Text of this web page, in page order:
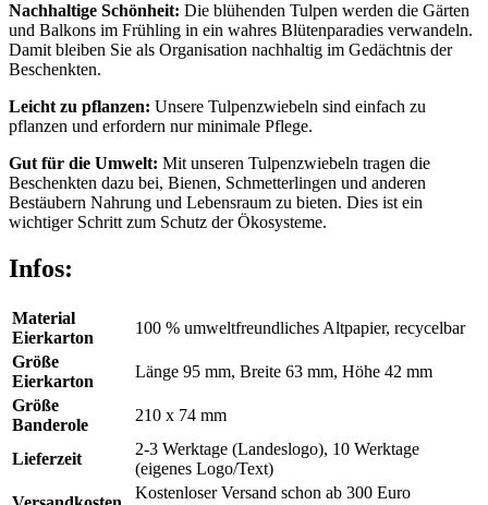
Nachhaltige Schönheit: Die blühenden Tulpen werden die Gärten
und Balkons im Frühling in ein wahres Blütenparadies verwandeln.
Damit bleiben Sie als Organisation nachhaltig im Gedächtnis der
Beschenkten.
Leicht zu pflanzen: Unsere Tulpenzwiebeln sind einfach zu
pflanzen und erfordern nur minimale Pflege.
Gut für die Umwelt: Mit unseren Tulpenzwiebeln tragen die
Beschenkten dazu bei, Bienen, Schmetterlingen und anderen
Bestäubern Nahrung und Lebensraum zu bieten. Dies ist ein
wichtiger Schritt zum Schutz der Ökosysteme.
Infos:
Material
Eierkarton
100 % umweltfreundliches Altpapier, recycelbar
Größe
Eierkarton
Länge 95 mm, Breite 63 mm, Höhe 42 mm
Größe
Banderole
210 x 74 mm
Lieferzeit
2-3 Werktage (Landeslogo), 10 Werktage
(eigenes Logo/Text)
Kostenloser Versand schon ab 300 Euro